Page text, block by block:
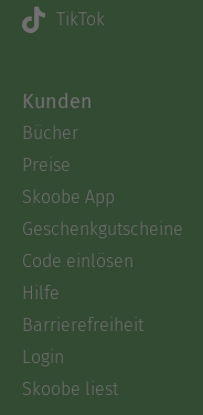
TikTok
Kunden
Bücher
Preise
Skoobe App
Geschenkgutscheine
Code einlösen
Hilfe
Barrierefreiheit
Login
Skoobe liest